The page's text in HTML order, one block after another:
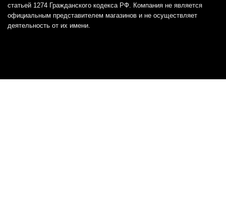
статьей 1274 Гражданского кодекса РФ. Компания не является
официальным представителем магазинов и не осуществляет
деятельность от их имени.